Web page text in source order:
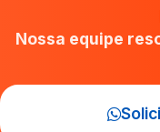
Nossa equipe